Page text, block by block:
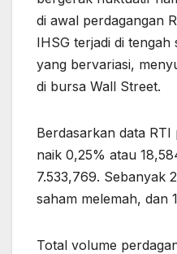
di awal perdagangan
IHSG terjadi di
yang bervariasi,
di bursa Wall Street.
Berdasarkan data
naik 0,25% atau
7.533,769. Sebanyak
saham melemah, dan
Total volume